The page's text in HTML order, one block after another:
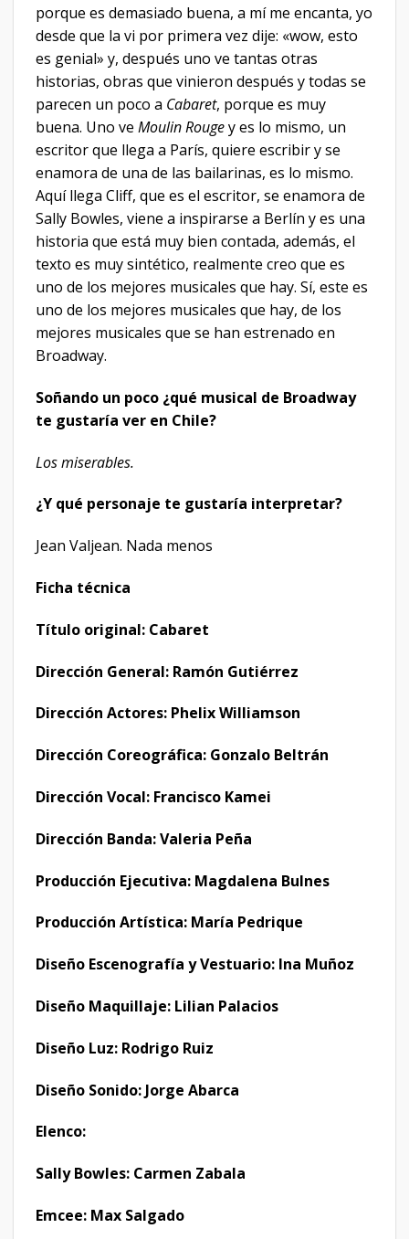
porque es demasiado buena, a mí me encanta, yo
desde que la vi por primera vez dije: «wow, esto
es genial» y, después uno ve tantas otras
historias, obras que vinieron después y todas se
parecen un poco a Cabaret, porque es muy
buena. Uno ve Moulin Rougey es lo mismo, un
escritor que llega a París, quiere escribir y se
enamora de una de las bailarinas, es lo mismo.
Aquí llega Cliff, que es el escritor, se enamora de
Sally Bowles, viene a inspirarse a Berlín y es una
historia que está muy bien contada, además, el
texto es muy sintético, realmente creo que es
uno de los mejores musicales que hay. Sí, este es
uno de los mejores musicales que hay, de los
mejores musicales que se han estrenado en
Broadway.
Soñando un poco ¿qué musical de Broadway
te gustaría ver en Chile?
Los miserables.
¿Y qué personaje te gustaría interpretar?
Jean Valjean. Nada menos
Ficha técnica
Título original: Cabaret
Dirección General: Ramón Gutiérrez
Dirección Actores: Phelix Williamson
Dirección Coreográfica: Gonzalo Beltrán
Dirección Vocal: Francisco Kamei
Dirección Banda: Valeria Peña
Producción Ejecutiva: Magdalena Bulnes
Producción Artística: María Pedrique
Diseño Escenografía y Vestuario: Ina Muñoz
Diseño Maquillaje: Lilian Palacios
Diseño Luz: Rodrigo Ruiz
Diseño Sonido: Jorge Abarca
Elenco:
Sally Bowles: Carmen Zabala
Emcee: Max Salgado